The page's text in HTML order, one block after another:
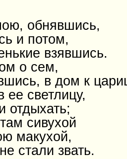
обнявшись,
и потом,
взявшись.
о сем,
в дом к
светлицу,
отдыхать;
сивухой
макухой,
стали звать.